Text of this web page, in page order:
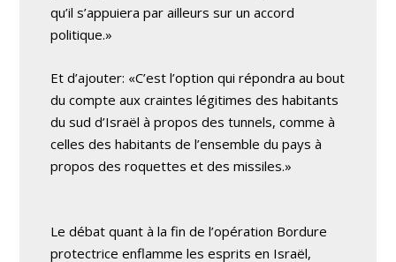
qu’il s’appuiera par ailleurs sur un accord
politique.»
Et d’ajouter: «C’est l’option qui répondra au bout
du compte aux craintes légitimes des habitants
du sud d’Israël à propos des tunnels, comme à
celles des habitants de l’ensemble du pays à
propos des roquettes et des missiles.»
Le débat quant à la fin de l’opération Bordure
protectrice enflamme les esprits en Israël,